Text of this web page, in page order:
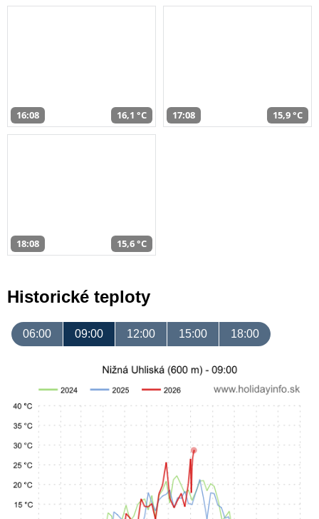
16:08 16,1 °C 17:08 15,9 °C
18:08 15,6 °C
Historické teploty
06:00 09:00 12:00 15:00 18:00